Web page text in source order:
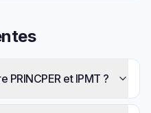
PRINCPER et IPMT ?